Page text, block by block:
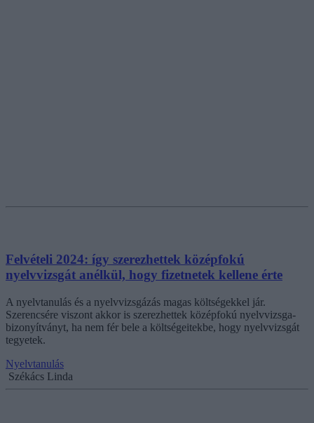
Felvételi 2024: így szerezhettek középfokú
nyelvvizsgát anélkül, hogy fizetnetek kellene érte
A nyelvtanulás és a nyelvvizsgázás magas költségekkel jár.
Szerencsére viszont akkor is szerezhettek középfokú nyelvvizsga-
bizonyítványt, ha nem fér bele a költségeitekbe, hogy nyelvvizsgát
tegyetek.
Nyelvtanulás
Székács Linda